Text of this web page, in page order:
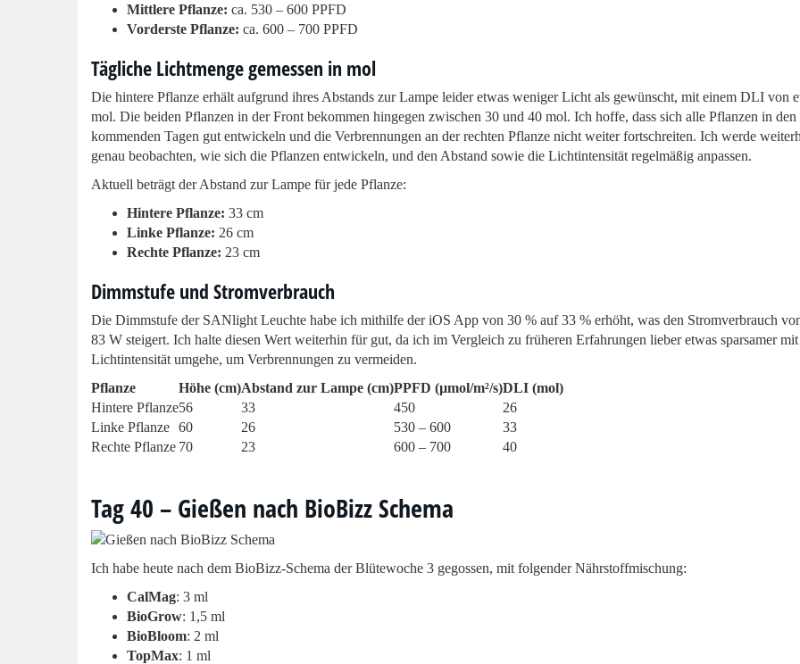
Mittlere Pflanze: ca. 530 – 600 PPFD
Vorderste Pflanze: ca. 600 – 700 PPFD
Tägliche Lichtmenge gemessen in mol
Die hintere Pflanze erhält aufgrund ihres Abstands zur Lampe leider etwas weniger Licht als gewünscht, mit einem DLI von
mol. Die beiden Pflanzen in der Front bekommen hingegen zwischen 30 und 40 mol. Ich hoffe, dass sich alle Pflanzen in den
kommenden Tagen gut entwickeln und die Verbrennungen an der rechten Pflanze nicht weiter fortschreiten. Ich werde
genau beobachten, wie sich die Pflanzen entwickeln, und den Abstand sowie die Lichtintensität regelmäßig anpassen.
Aktuell beträgt der Abstand zur Lampe für jede Pflanze:
Hintere Pflanze: 33 cm
Linke Pflanze: 26 cm
Rechte Pflanze: 23 cm
Dimmstufe und Stromverbrauch
Die Dimmstufe der SANlight Leuchte habe ich mithilfe der iOS App von 30 % auf 33 % erhöht, was den Stromverbrauch
83 W steigert. Ich halte diesen Wert weiterhin für gut, da ich im Vergleich zu früheren Erfahrungen lieber etwas sparsamer
Lichtintensität umgehe, um Verbrennungen zu vermeiden.
Pflanze
Höhe (cm)Abstand zur Lampe (cm)PPFD (µmol/m²/s)DLI (mol)
Hintere Pflanze56 33 450
26
Linke Pflanze 60 26 530 – 600
33
Rechte Pflanze 70 23 600 – 700 40
Tag 40 – Gießen nach BioBizz Schema
Ich habe heute nach dem BioBizz-Schema der Blütewoche 3 gegossen, mit folgender Nährstoffmischung:
CalMag: 3 ml
BioGrow: 1,5 ml
BioBloom: 2 ml
TopMax: 1 ml